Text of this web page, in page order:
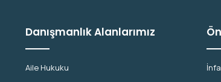
Danışmanlık Alanlarımız
Aile Hukuku